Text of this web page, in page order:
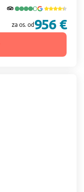
za os. od 956 €